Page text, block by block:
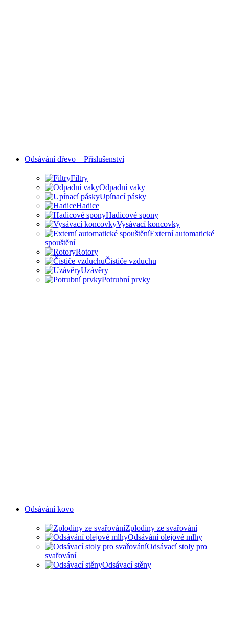
Odsávání dřevo – Přislušenství
Filtry
Odpadní vaky
Upínací pásky
Hadice
Hadicové spony
Vysávací koncovky
Externí automatické
spouštění
Rotory
Čističe vzduchu
Uzávěry
Potrubní prvky
Odsávání kovo
Zplodiny ze svařování
Odsávání olejové mlhy
Odsávací stoly pro
svařování
Odsávací stěny